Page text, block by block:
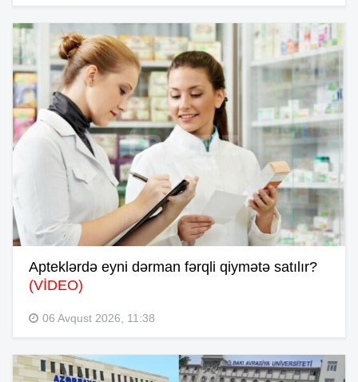
Apteklərdə eyni dərman fərqli qiymətə satılır?
(VİDEO)
06 Avqust 2026, 11:38